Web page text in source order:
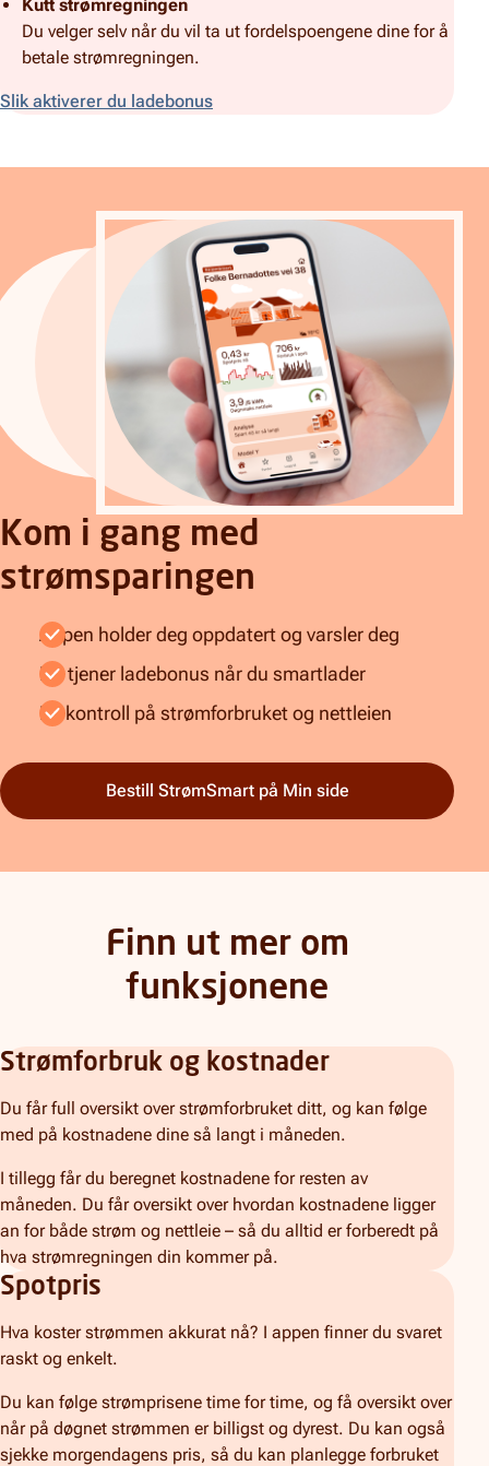
Kutt strømregningen
Du velger selv når du vil ta ut fordelspoengene dine for å
betale strømregningen.
Slik aktiverer du ladebonus
Kom i gang med
strømsparingen
Appen holder deg oppdatert og varsler deg
Du tjener ladebonus når du smartlader
Få kontroll på strømforbruket og nettleien
Bestill StrømSmart på Min side
Finn ut mer om
funksjonene
Strømforbruk og kostnader
Du får full oversikt over strømforbruket ditt, og kan følge
med på kostnadene dine så langt i måneden.
I tillegg får du beregnet kostnadene for resten av
måneden. Du får oversikt over hvordan kostnadene ligger
an for både strøm og nettleie – så du alltid er forberedt på
hva strømregningen din kommer på.
Spotpris
Hva koster strømmen akkurat nå? I appen finner du svaret
raskt og enkelt.
Du kan følge strømprisene time for time, og få oversikt over
når på døgnet strømmen er billigst og dyrest. Du kan også
sjekke morgendagens pris, så du kan planlegge forbruket